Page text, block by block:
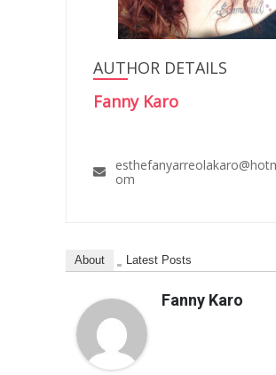
AUTHOR DETAILS
Fanny Karo
om
About Latest Posts
Fanny Karo